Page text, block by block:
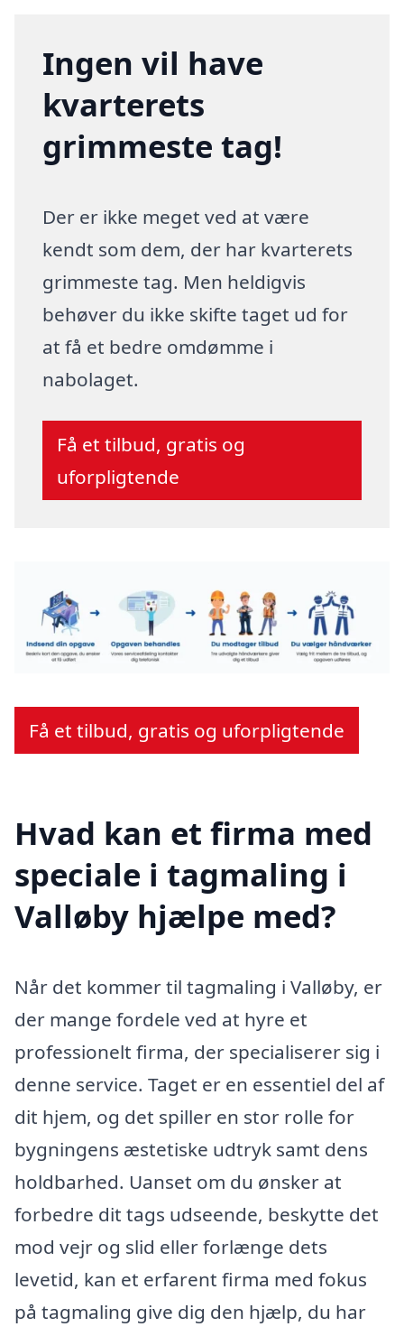
Ingen vil have
kvarterets
grimmeste tag!
Der er ikke meget ved at være
kendt som dem, der har kvarterets
grimmeste tag. Men heldigvis
behøver du ikke skifte taget ud for
at få et bedre omdømme i
nabolaget.
Få et tilbud, gratis og
uforpligtende
Få et tilbud, gratis og uforpligtende
Hvad kan et firma med
speciale i tagmaling i
Valløby hjælpe med?
Når det kommer til tagmaling i Valløby, er
der mange fordele ved at hyre et
professionelt firma, der specialiserer sig i
denne service. Taget er en essentiel del af
dit hjem, og det spiller en stor rolle for
bygningens æstetiske udtryk samt dens
holdbarhed. Uanset om du ønsker at
forbedre dit tags udseende, beskytte det
mod vejr og slid eller forlænge dets
levetid, kan et erfarent firma med fokus
på tagmaling give dig den hjælp, du har